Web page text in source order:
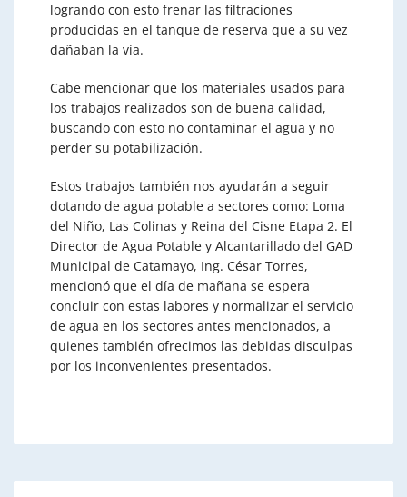
logrando con esto frenar las filtraciones
producidas en el tanque de reserva que a su vez
dañaban la vía.
Cabe mencionar que los materiales usados para
los trabajos realizados son de buena calidad,
buscando con esto no contaminar el agua y no
perder su potabilización.
Estos trabajos también nos ayudarán a seguir
dotando de agua potable a sectores como: Loma
del Niño, Las Colinas y Reina del Cisne Etapa 2. El
Director de Agua Potable y Alcantarillado del GAD
Municipal de Catamayo, Ing. César Torres,
mencionó que el día de mañana se espera
concluir con estas labores y normalizar el servicio
de agua en los sectores antes mencionados, a
quienes también ofrecimos las debidas disculpas
por los inconvenientes presentados.